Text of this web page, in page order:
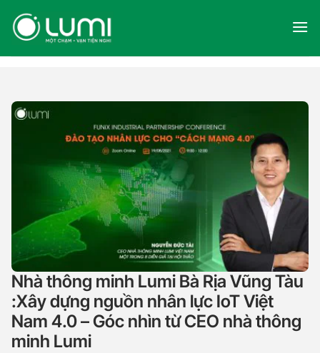
content
Nhà thông minh Lumi Bà Rịa Vũng Tàu
:Xây dựng nguồn nhân lực IoT Việt
Nam 4.0 – Góc nhìn từ CEO nhà thông
minh Lumi